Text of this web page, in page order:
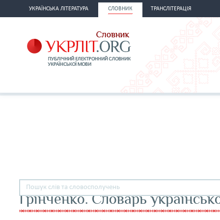
УКРАЇНСЬКА ЛІТЕРАТУРА СЛОВНИК ТРАНСЛІТЕРАЦІЯ
Грінченко. Словарь